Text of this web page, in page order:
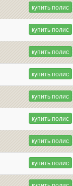
купить полис
купить полис
купить полис
купить полис
купить полис
купить полис
купить полис
купить полис